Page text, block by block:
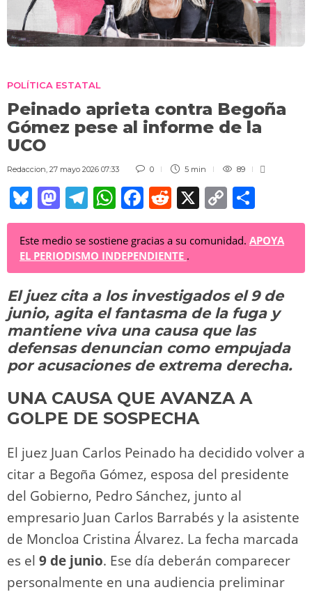
POLÍTICA ESTATAL
Peinado aprieta contra Begoña
Gómez pese al informe de la
UCO
Redaccion 27 mayo 2026 07:33 0 5 min 89
Bl
u
e
sk
y
M
a
st
o
d
o
n
T
el
e
gr
a
m
W
h
at
s
A
p
p
F
a
c
e
b
o
o
k
R
e
d
di
t
X C
o
p
Li
n
k
o
m
ar
tir
Este medio se sostiene gracias a su comunidad. APOYA
EL PERIODISMO INDEPENDIENTE .
El juez cita a los investigados el 9 de
junio, agita el fantasma de la fuga y
mantiene viva una causa que las
defensas denuncian como empujada
por acusaciones de extrema derecha.
UNA CAUSA QUE AVANZA A
GOLPE DE SOSPECHA
El juez Juan Carlos Peinado ha decidido volver a
citar a Begoña Gómez, esposa del presidente
del Gobierno, Pedro Sánchez, junto al
empresario Juan Carlos Barrabés y la asistente
de Moncloa Cristina Álvarez. La fecha marcada
es el 9 de junio. Ese día deberán comparecer
personalmente en una audiencia preliminar